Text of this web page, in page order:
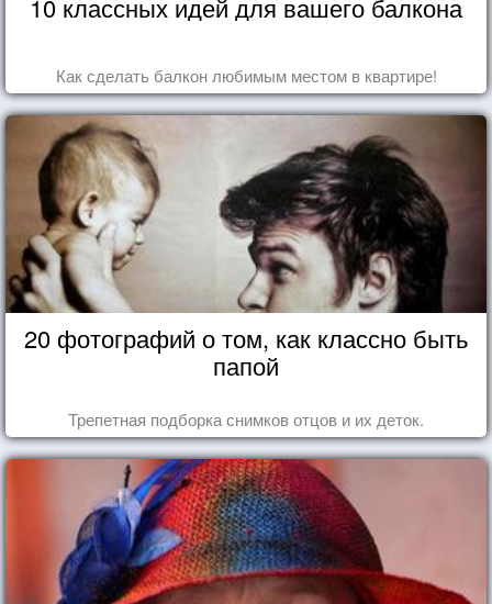
10 классных идей для вашего балкона
Как сделать балкон любимым местом в квартире!
20 фотографий о том, как классно быть
папой
Трепетная подборка снимков отцов и их деток.